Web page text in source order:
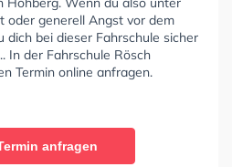
oder generell Angst vor dem
bei dieser Fahrschule sicher
In der Fahrschule Rösch
Termin online anfragen.
anfragen